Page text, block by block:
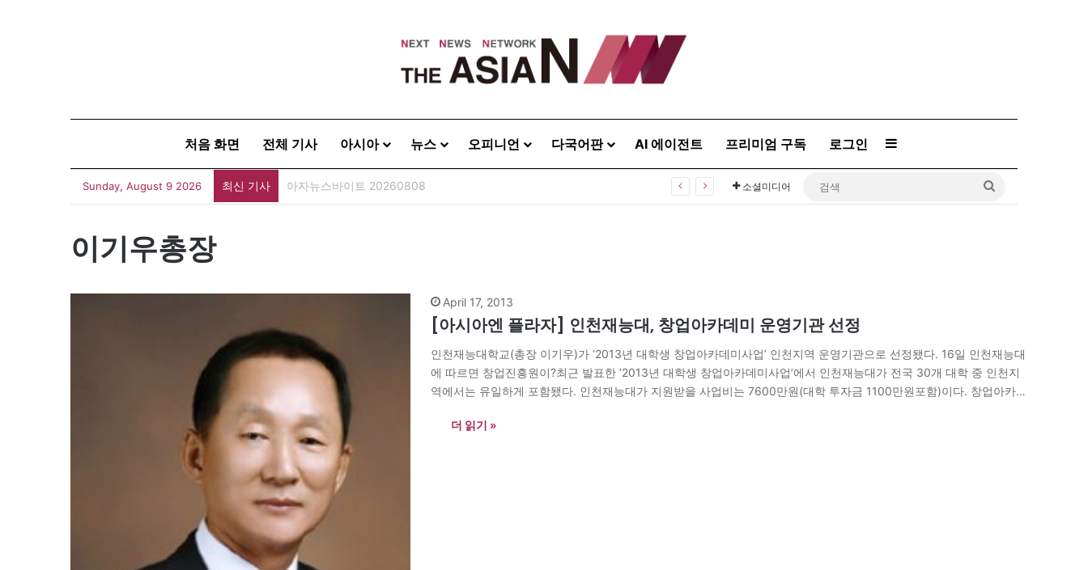
처음 화면 전체 기사 아시아 뉴스 오피니언 다국어판 AI 에이전트 프리미엄 구독 로그인 Sidebar
Sunday, August 9 2026 최신 기사 아자뉴스바이트 20260808 소셜미디어
이기우총장
April 17, 2013
[아시아엔 플라자] 인천재능대, 창업아카데미 운영기관 선정
인천재능대학교(총장 이기우)가 ‘2013년 대학생 창업아카데미사업’ 인천지역 운영기관으로 선정됐다. 16일 인천재능대
에 따르면 창업진흥원이?최근 발표한 ‘2013년 대학생 창업아카데미사업’에서 인천재능대가 전국 30개 대학 중 인천지
역에서는 유일하게 포함됐다. 인천재능대가 지원받을 사업비는 7600만원(대학 투자금 1100만원포함)이다. 창업아카
는 4개의 대학생 대상 강좌 및 1개의 일반인 대상강좌를…
더 읽기 »